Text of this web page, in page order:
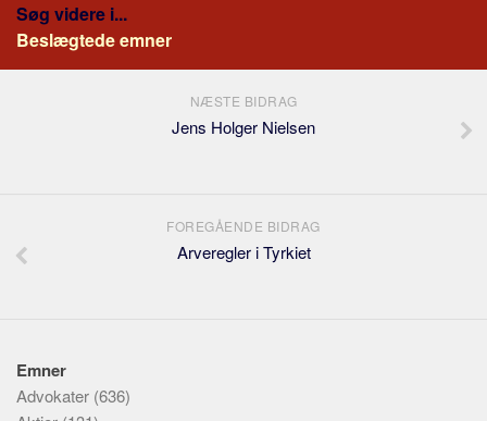
Søg videre i...
Beslægtede emner
NÆSTE BIDRAG
Jens Holger Nielsen
FOREGÅENDE BIDRAG
Arveregler i Tyrkiet
Emner
Advokater (636)